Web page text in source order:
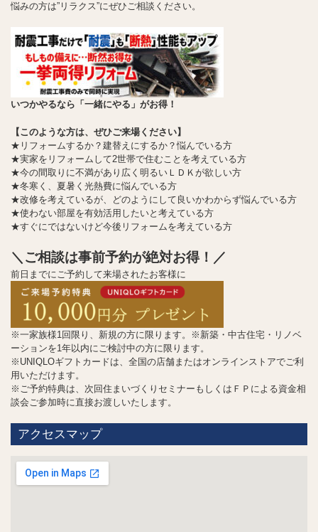
悩みの方は”リラクス”にぜひご相談ください。
いつかやるなら「一緒にやる」がお得！
【このような方は、ぜひご来場ください】
★リフォームするか？建替えにするか？悩んでいる方
★実家をリフォームして2世帯で住むことを考えている方
★今の間取りに不満があり広く明るいＬＤＫが欲しい方
★冬寒く、夏暑く光熱費に悩んでいる方
★改修を考えているが、どのようにして良いかわからず悩んでいる方
★使わない部屋を有効活用したいと考えている方
★すぐにではないけど今後リフォームを考えている方
＼ご相談は事前予約が絶対お得！／
前日までにご予約して来場されたお客様に
※一家族様1回限り、新規の方に限ります。※新築・中古住宅・リノベ
ーションを1年以内にご検討中の方に限ります。
※UNIQLOギフトカードは、全国の店舗またはオンラインストアでご利
用いただけます。
※ご予約特典は、次回住まいづくりセミナーもしくはＦＰによる資金相
談会ご参加時に直接お渡しいたします。
アクセスマップ